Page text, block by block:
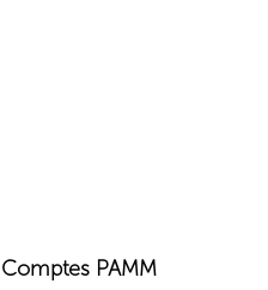
Comptes PAMM